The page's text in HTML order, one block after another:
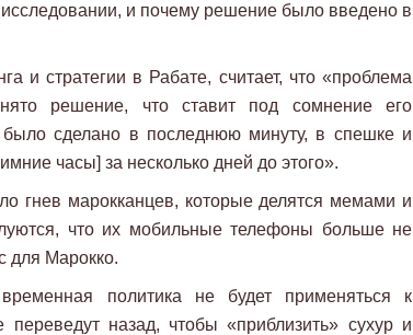
и почему решение было введено в
и стратегии в Рабате, считает, что «проблема
решение, что ставит под сомнение его
было сделано в последнюю минуту, в спешке и
часы] за несколько дней до этого».
гнев марокканцев, которые делятся мемами и
что их мобильные телефоны больше не
для Марокко.
политика не будет применяться к
переведут назад, чтобы «приблизить» сухур и